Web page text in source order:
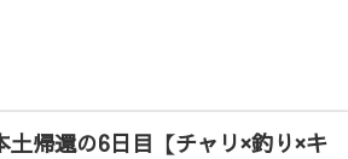
土帰還の6日目【チャリ×釣り×キ